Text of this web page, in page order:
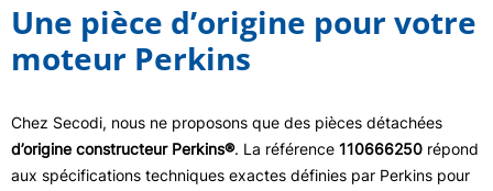
Une pièce d’origine pour votre
moteur Perkins
Chez Secodi, nous ne proposons que des pièces détachées
d’origine constructeur Perkins®. La référence 110666250 répond
aux spécifications techniques exactes définies par Perkins pour